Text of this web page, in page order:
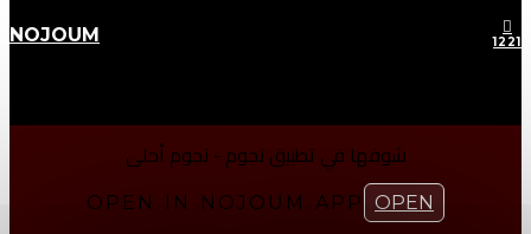
NOJOUM 1221
شوفها في تطبیق نجوم - نجوم أحلی
OPEN IN NOJOUM APP
OPEN